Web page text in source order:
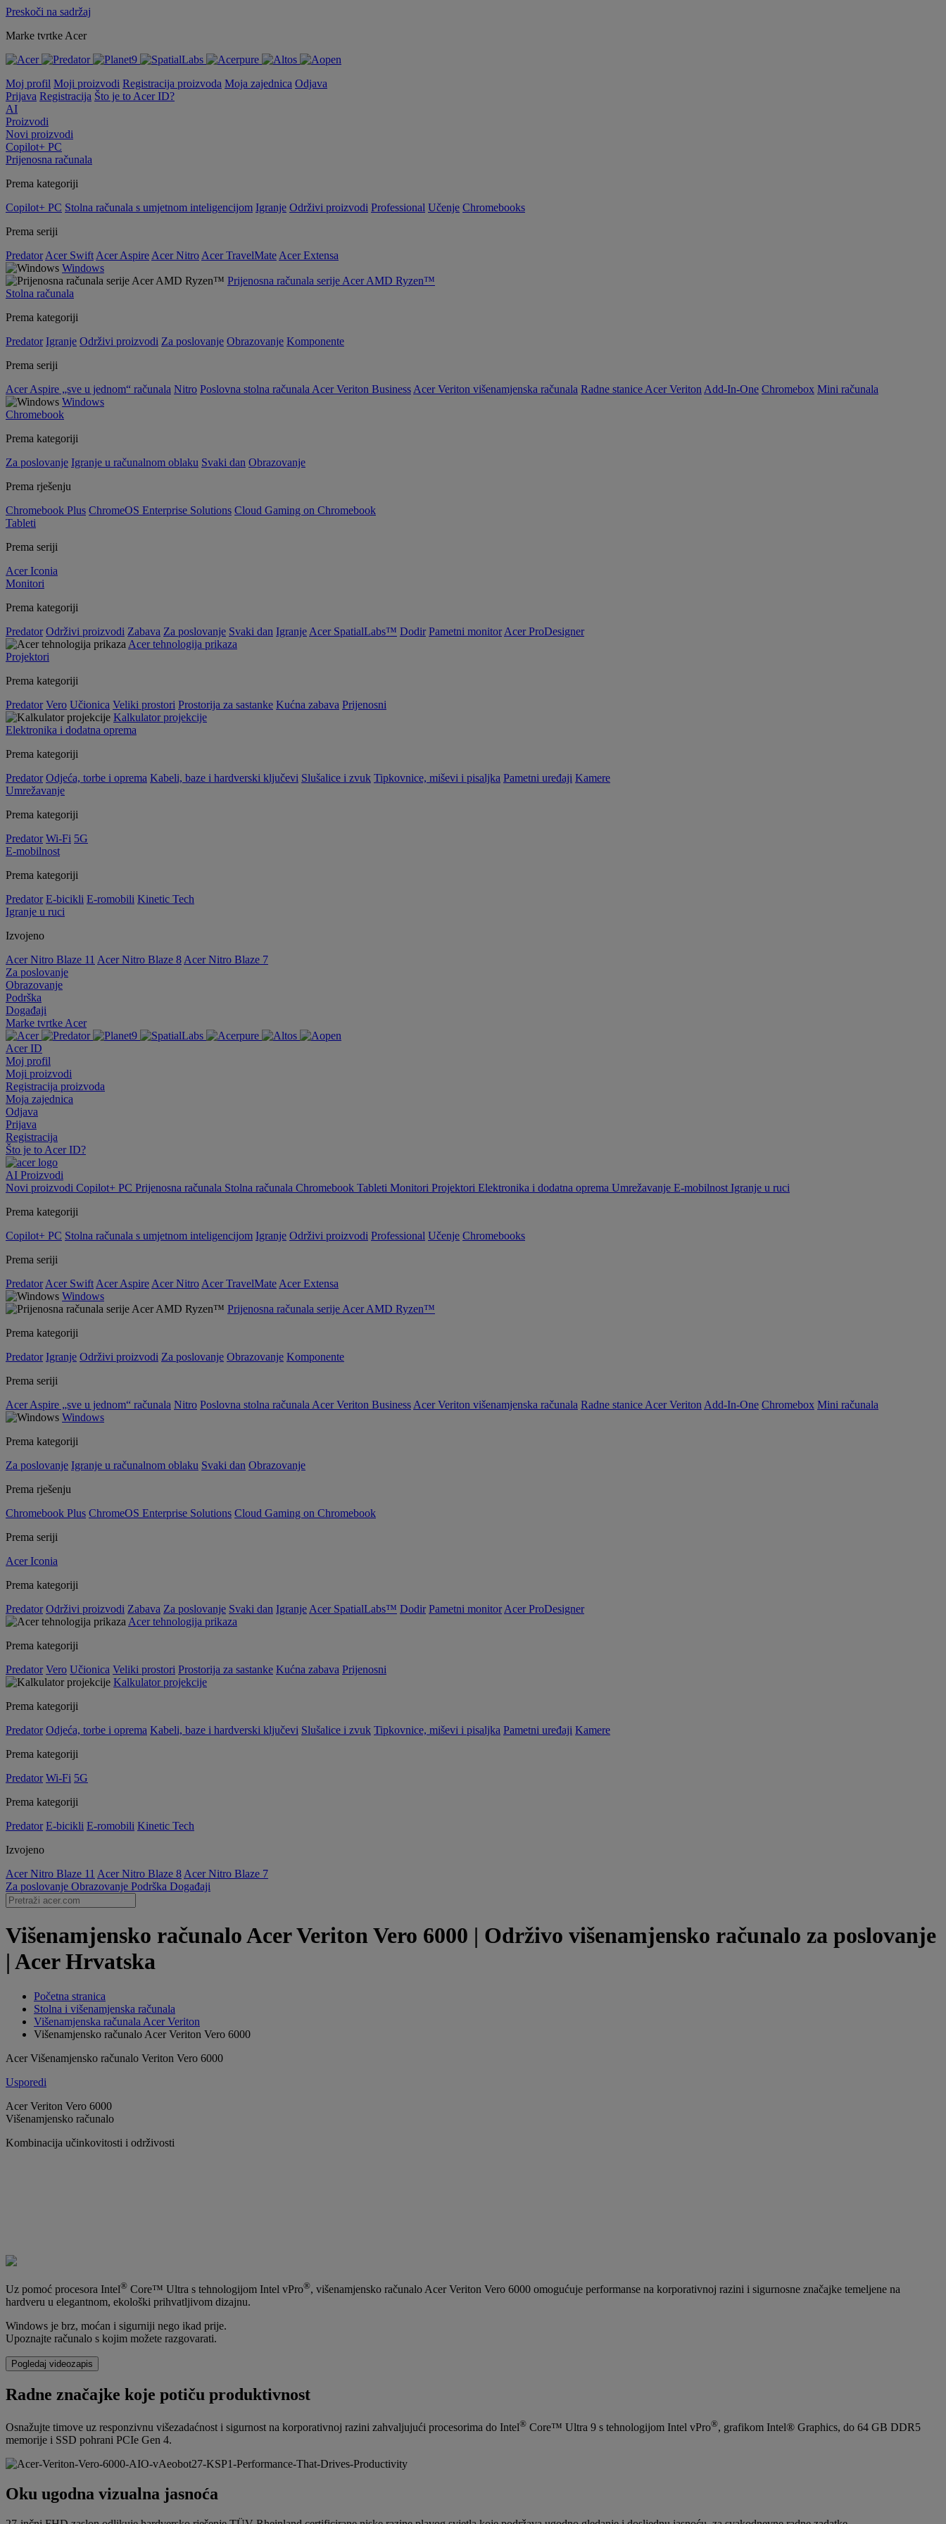
Preskoči na sadržaj
Marke tvrtke Acer
Moj profil Moji proizvodi Registracija proizvoda Moja zajednica Odjava
Prijava Registracija Što je to Acer ID?
AI
Proizvodi
Novi proizvodi
Copilot+ PC
Prijenosna računala
Prema kategoriji
Copilot+ PC Stolna računala s umjetnom inteligencijom Igranje Održivi proizvodi Professional Učenje Chromebooks
Prema seriji
Predator Acer Swift Acer Aspire Acer Nitro Acer TravelMate Acer Extensa
Windows
Prijenosna računala serije Acer AMD Ryzen™
Stolna računala
Prema kategoriji
Predator Igranje Održivi proizvodi Za poslovanje Obrazovanje Komponente
Prema seriji
Acer Aspire „sve u jednom“ računala Nitro Poslovna stolna računala Acer Veriton Business Acer Veriton višenamjenska računala Radne stanice Acer Veriton Add-In-One Chromebox Mini računala
Windows
Chromebook
Prema kategoriji
Za poslovanje Igranje u računalnom oblaku Svaki dan Obrazovanje
Prema rješenju
Chromebook Plus ChromeOS Enterprise Solutions Cloud Gaming on Chromebook
Tableti
Prema seriji
Acer Iconia
Monitori
Prema kategoriji
Predator Održivi proizvodi Zabava Za poslovanje Svaki dan Igranje Acer SpatialLabs™ Dodir Pametni monitor Acer ProDesigner
Acer tehnologija prikaza
Projektori
Prema kategoriji
Predator Vero Učionica Veliki prostori Prostorija za sastanke Kućna zabava Prijenosni
Kalkulator projekcije
Elektronika i dodatna oprema
Prema kategoriji
Predator Odjeća, torbe i oprema Kabeli, baze i hardverski ključevi Slušalice i zvuk Tipkovnice, miševi i pisaljka Pametni uređaji Kamere
Umrežavanje
Prema kategoriji
Predator Wi-Fi 5G
E-mobilnost
Prema kategoriji
Predator E-bicikli E-romobili Kinetic Tech
Igranje u ruci
Izvojeno
Acer Nitro Blaze 11 Acer Nitro Blaze 8 Acer Nitro Blaze 7
Za poslovanje
Obrazovanje
Podrška
Događaji
Marke tvrtke Acer
Acer ID
Moj profil
Moji proizvodi
Registracija proizvoda
Moja zajednica
Odjava
Prijava
Registracija
Što je to Acer ID?
AI Proizvodi
Novi proizvodi Copilot+ PC Prijenosna računala Stolna računala Chromebook Tableti Monitori Projektori Elektronika i dodatna oprema Umrežavanje E-mobilnost Igranje u ruci
Prema kategoriji
Copilot+ PC Stolna računala s umjetnom inteligencijom Igranje Održivi proizvodi Professional Učenje Chromebooks
Prema seriji
Predator Acer Swift Acer Aspire Acer Nitro Acer TravelMate Acer Extensa
Windows
Prijenosna računala serije Acer AMD Ryzen™
Prema kategoriji
Predator Igranje Održivi proizvodi Za poslovanje Obrazovanje Komponente
Prema seriji
Acer Aspire „sve u jednom“ računala Nitro Poslovna stolna računala Acer Veriton Business Acer Veriton višenamjenska računala Radne stanice Acer Veriton Add-In-One Chromebox Mini računala
Windows
Prema kategoriji
Za poslovanje Igranje u računalnom oblaku Svaki dan Obrazovanje
Prema rješenju
Chromebook Plus ChromeOS Enterprise Solutions Cloud Gaming on Chromebook
Prema seriji
Acer Iconia
Prema kategoriji
Predator Održivi proizvodi Zabava Za poslovanje Svaki dan Igranje Acer SpatialLabs™ Dodir Pametni monitor Acer ProDesigner
Acer tehnologija prikaza
Prema kategoriji
Predator Vero Učionica Veliki prostori Prostorija za sastanke Kućna zabava Prijenosni
Kalkulator projekcije
Prema kategoriji
Predator Odjeća, torbe i oprema Kabeli, baze i hardverski ključevi Slušalice i zvuk Tipkovnice, miševi i pisaljka Pametni uređaji Kamere
Prema kategoriji
Predator Wi-Fi 5G
Prema kategoriji
Predator E-bicikli E-romobili Kinetic Tech
Izvojeno
Acer Nitro Blaze 11 Acer Nitro Blaze 8 Acer Nitro Blaze 7
Za poslovanje Obrazovanje Podrška Događaji
Višenamjensko računalo Acer Veriton Vero 6000 | Održivo višenamjensko računalo za poslovanje
| Acer Hrvatska
Početna stranica
Stolna i višenamjenska računala
Višenamjenska računala Acer Veriton
Višenamjensko računalo Acer Veriton Vero 6000
Acer Višenamjensko računalo Veriton Vero 6000
Usporedi
Acer Veriton Vero 6000
Višenamjensko računalo
Kombinacija učinkovitosti i održivosti
Uz pomoć procesora Intel® Core™ Ultra s tehnologijom Intel vPro®, višenamjensko računalo Acer Veriton Vero 6000 omogućuje performanse na korporativnoj razini i sigurnosne značajke temeljene na
hardveru u elegantnom, ekološki prihvatljivom dizajnu.
Windows je brz, moćan i sigurniji nego ikad prije.
Upoznajte računalo s kojim možete razgovarati.
Pogledaj videozapis
Radne značajke koje potiču produktivnost
Osnažujte timove uz responzivnu višezadaćnost i sigurnost na korporativnoj razini zahvaljujući procesorima do Intel® Core™ Ultra 9 s tehnologijom Intel vPro®, grafikom Intel® Graphics, do 64 GB DDR5
memorije i SSD pohrani PCIe Gen 4.
Oku ugodna vizualna jasnoća